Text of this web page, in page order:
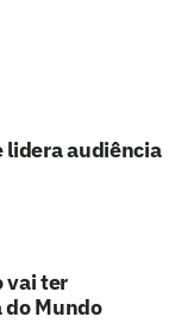
lidera audiência
vai ter
do Mundo